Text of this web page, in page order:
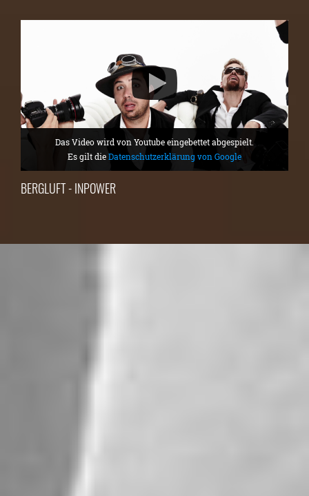
Das Video wird von Youtube eingebettet abgespielt.
Es gilt dieDatenschutzerklärung von Google
BERGLUFT - INPOWER